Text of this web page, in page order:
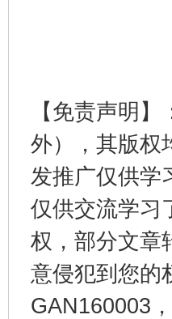
【免责声明
外），其版权
发推广仅供学
仅供交流学习
权，部分文章
意侵犯到您的
GAN160003
东山县通报“牛蛙产品抗